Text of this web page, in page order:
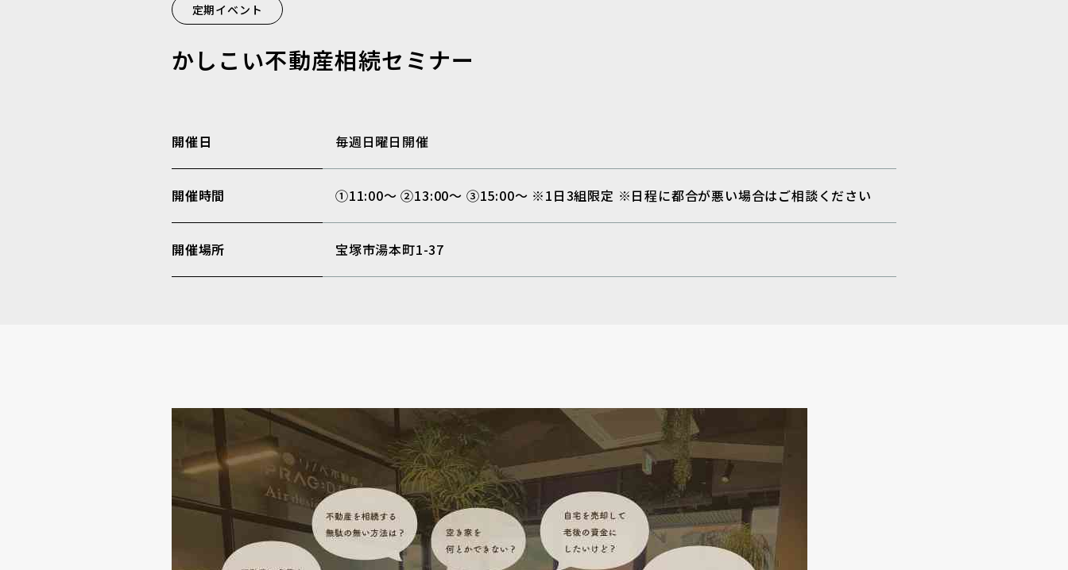
定期イベント
かしこい不動産相続セミナー
開催日 毎週日曜日開催
開催時間 ①11:00～ ②13:00～ ③15:00～ ※1日3組限定 ※日程に都合が悪い場合はご相談ください
開催場所 宝塚市湯本町1-37